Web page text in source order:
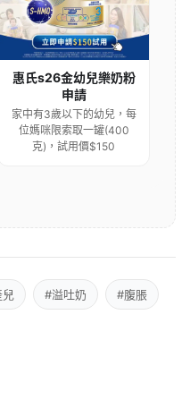
惠氏s26金幼兒樂奶粉
申請
家中有3歲以下的幼兒，每
位媽咪限索取一罐(400
克)，試用價$150
#溢吐奶 #腹脹